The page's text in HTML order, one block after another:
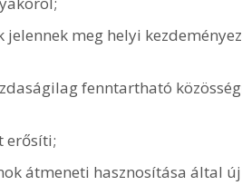
meg helyi
fenntartható
erősíti;
átmeneti hasznosítása által új